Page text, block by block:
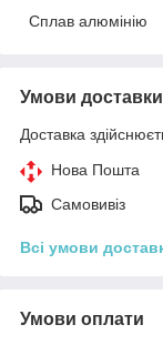
Сплав алюмінію
Умови доставки
Доставка
Нова Пошта
Самовивіз
Всі умови
Умови оплати